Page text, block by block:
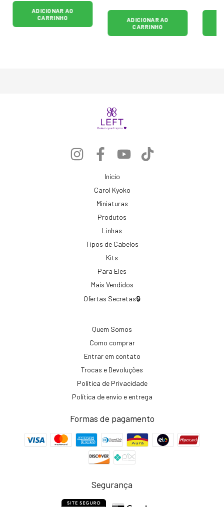
ADICIONAR AO
CARRINHO
ADICIONAR AO
CARRINHO
Início
Carol Kyoko
Miniaturas
Produtos
Linhas
Tipos de Cabelos
Kits
Para Eles
Mais Vendidos
Ofertas Secretas🔒
Quem Somos
Como comprar
Entrar em contato
Trocas e Devoluções
Política de Privacidade
Política de envio e entrega
Formas de pagamento
Segurança